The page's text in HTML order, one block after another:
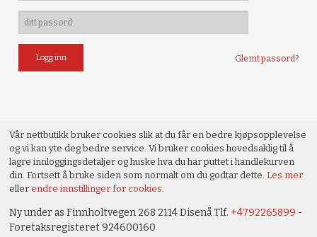
Glemt passord?
Vår nettbutikk bruker cookies slik at du får en bedre kjøpsopplevelse
og vi kan yte deg bedre service. Vi bruker cookies hovedsaklig til å
lagre innloggingsdetaljer og huske hva du har puttet i handlekurven
din. Fortsett å bruke siden som normalt om du godtar dette.Les mer
ellerendre innstillinger for cookies.
Ny under as Finnholtvegen 268 2114 Disenå Tlf. +4792265899 -
Foretaksregisteret 924600160